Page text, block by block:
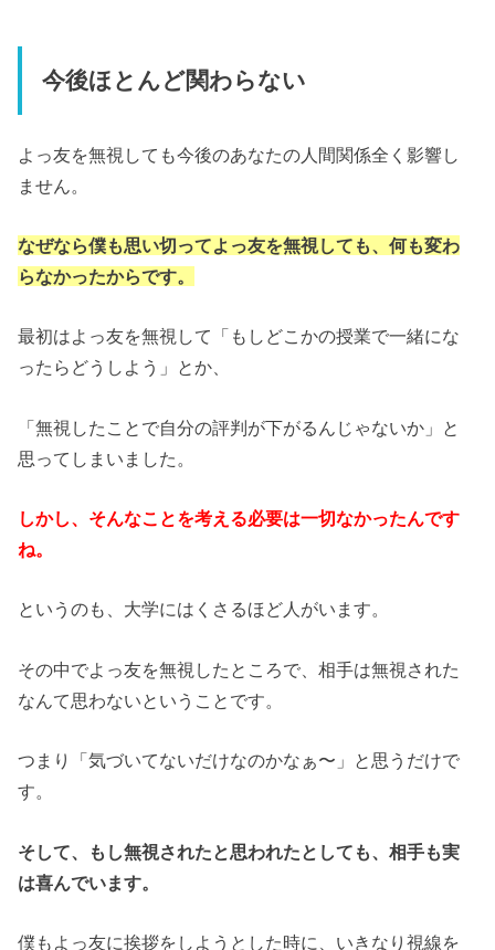
今後ほとんど関わらない
よっ友を無視しても今後のあなたの人間関係全く影響し
ません。
なぜなら僕も思い切ってよっ友を無視しても、何も変わ
らなかったからです。
最初はよっ友を無視して「もしどこかの授業で一緒にな
ったらどうしよう」とか、
「無視したことで自分の評判が下がるんじゃないか」と
思ってしまいました。
しかし、そんなことを考える必要は一切なかったんです
ね。
というのも、大学にはくさるほど人がいます。
その中でよっ友を無視したところで、相手は無視された
なんて思わないということです。
つまり「気づいてないだけなのかなぁ〜」と思うだけで
す。
そして、もし無視されたと思われたとしても、相手も実
は喜んでいます。
僕もよっ友に挨拶をしようとした時に、いきなり視線を